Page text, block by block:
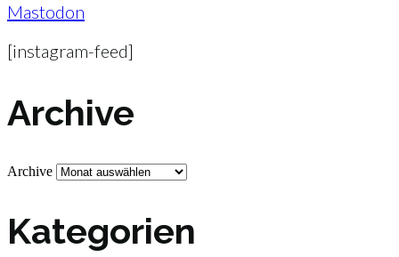
Mastodon
[instagram-feed]
Archive
Archive
Kategorien